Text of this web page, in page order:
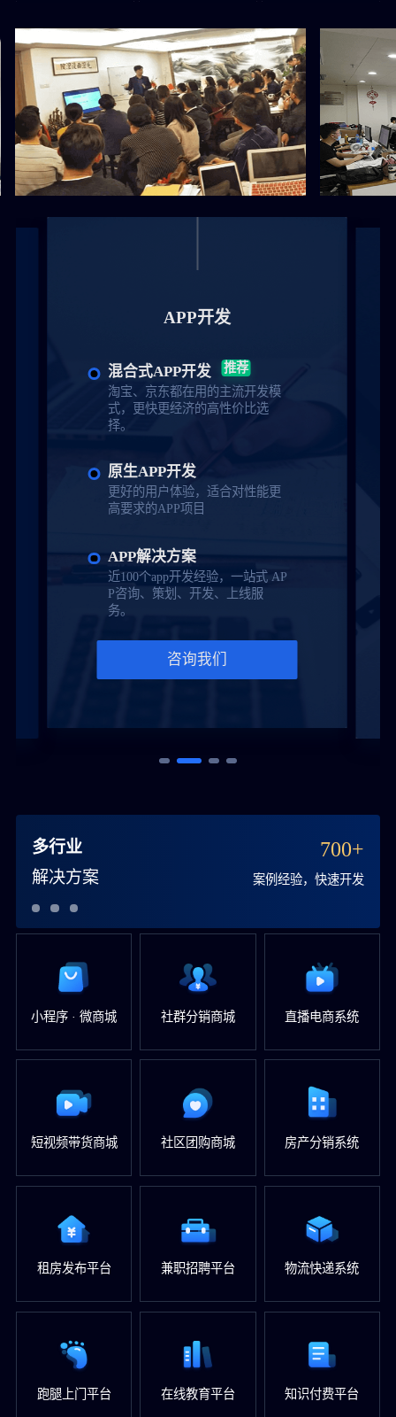
APP开发
混合式APP开发
推荐
淘宝、京东都在用的主流开发模
式，更快更经济的高性价比选
择。
原生APP开发
更好的用户体验，适合对性能更
高要求的APP项目
APP解决方案
近100个app开发经验，一站式 AP
P咨询、策划、开发、上线服
务。
咨询我们
多行业
解决方案
700+
案例经验，快速开发
小程序 · 微商城 社群分销商城 直播电商系统
短视频带货商城 社区团购商城 房产分销系统
租房发布平台 兼职招聘平台 物流快递系统
跑腿上门平台 在线教育平台 知识付费平台